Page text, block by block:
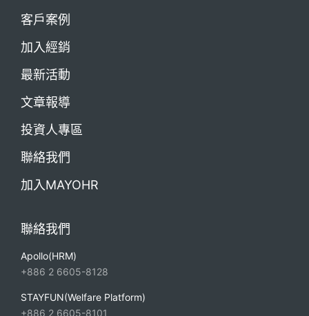
客戶案例
加入經銷
最新活動
文章報導
投資人專區
聯絡我們
加入MAYOHR
聯絡我們
Apollo(HRM)
+886 2 6605-8128
STAYFUN(Welfare Platform)
+886 2 6605-8101